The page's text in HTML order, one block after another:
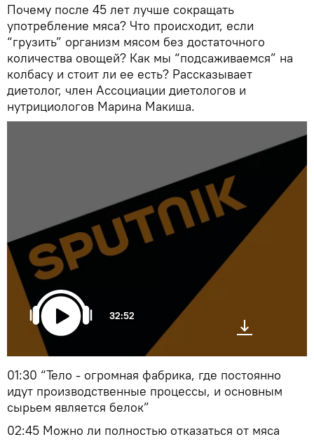
Почему после 45 лет лучше сокращать
употребление мяса? Что происходит, если
“грузить” организм мясом без достаточного
количества овощей? Как мы “подсаживаемся” на
колбасу и стоит ли ее есть? Рассказывает
диетолог, член Ассоциации диетологов и
нутрициологов Марина Макиша.
32:52
01:30 “Тело - огромная фабрика, где постоянно
идут производственные процессы, и основным
сырьем является белок”
02:45 Можно ли полностью отказаться от мяса